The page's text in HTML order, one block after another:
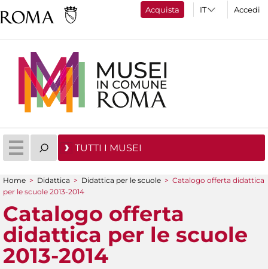
Acquista Accedi
TUTTI I MUSEI
Tu sei qui
Home > Didattica > Didattica per le scuole > Catalogo offerta didattica
per le scuole 2013-2014
Catalogo offerta
didattica per le scuole
2013-2014